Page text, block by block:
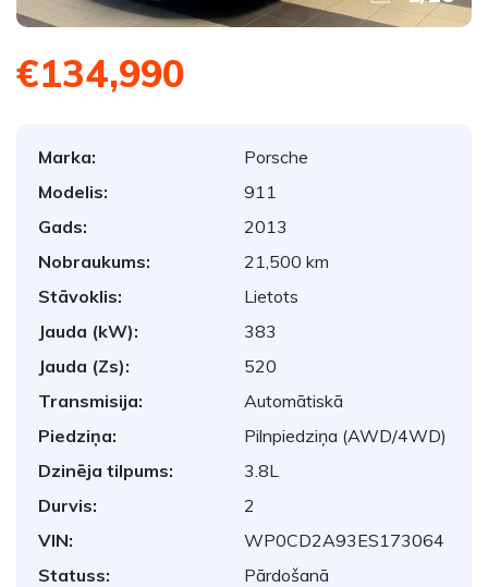
€134,990
Marka:
Porsche
Modelis:
911
Gads:
2013
Nobraukums:
21,500 km
Stāvoklis:
Lietots
Jauda (kW):
383
Jauda (Zs):
520
Transmisija:
Automātiskā
Piedziņa:
Pilnpiedziņa (AWD/4WD)
Dzinēja tilpums:
3.8L
Durvis:
2
VIN:
WP0CD2A93ES173064
Statuss:
Pārdošanā